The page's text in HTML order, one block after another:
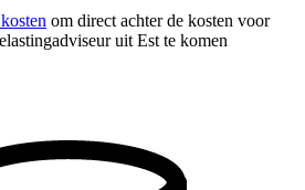
om direct achter de kosten voor
uit Est te komen